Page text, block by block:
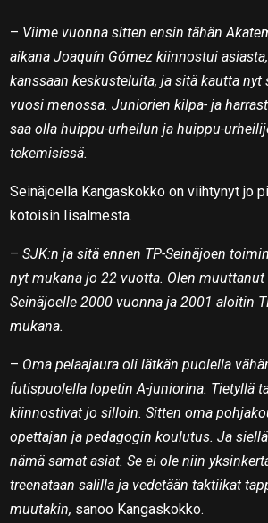
– Viime vuonna sitten ensin tähän
aikana Joaquín Gómez kiinnostui
kanssaan keskusteluita, ja sitä kautta
vuosi menossa. Juniorien kilpa- ja
saa olla huippu-urheilun ja huippu-
tekemisissä.
Seinäjoella Kangaskokko on viihtynyt jo
kotoisin Iisalmesta.
–SJK:n ja sitä ennen TP-Seinäjoen
nyt mukana jo 22 vuotta. Olen
Seinäjoelle 2000 vuonna ja 2001 aloitin
mukana.
– Oma pelaajaura oli lätkän puolella
futispuolella lopetin A-juniorina. Tietyllä
kiinnostivat jo silloin. Sitten oma
opettajan ja pedagogin koulutus. Ja
nämä samat asiat. Se ei ole niin
treenataan salilla ja vedetään taktiikat
muutakin, sanoo Kangaskokko.